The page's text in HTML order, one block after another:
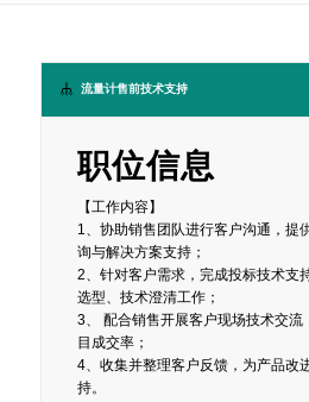
流量计售前技术支持
职位信息
【工作内容】
1、协助销售团队进行客户沟通，提
询与解决方案支持；
2、针对客户需求，完成投标技术支
选型、技术澄清工作；
3、 配合销售开展客户现场技术交流
目成交率；
4、收集并整理客户反馈，为产品改
持。